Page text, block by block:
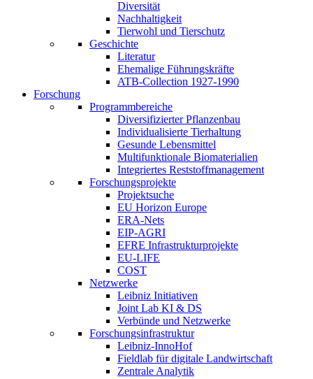
Diversität
Nachhaltigkeit
Tierwohl und Tierschutz
Geschichte
Literatur
Ehemalige Führungskräfte
ATB-Collection 1927-1990
Forschung
Programmbereiche
Diversifizierter Pflanzenbau
Individualisierte Tierhaltung
Gesunde Lebensmittel
Multifunktionale Biomaterialien
Integriertes Reststoffmanagement
Forschungsprojekte
Projektsuche
EU Horizon Europe
ERA-Nets
EIP-AGRI
EFRE Infrastrukturprojekte
EU-LIFE
COST
Netzwerke
Leibniz Initiativen
Joint Lab KI & DS
Verbünde und Netzwerke
Forschungsinfrastruktur
Leibniz-InnoHof
Fieldlab für digitale Landwirtschaft
Zentrale Analytik